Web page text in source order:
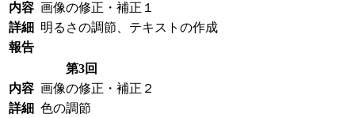
内容 画像の修正・補正１
詳細
明るさの調節、テキストの作成
報告
第3回
内容 画像の修正・補正２
詳細 色の調節